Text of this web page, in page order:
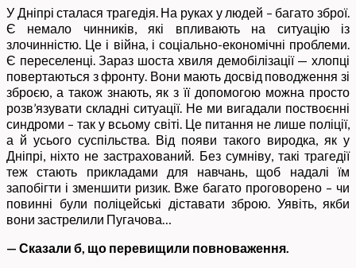
У Дніпрі сталася трагедія. На руках у людей – багато зброї.
Є немало чинників, які впливають на ситуацію із
злочинністю. Це і війна, і соціально-економічні проблеми.
Є переселенці. Зараз шоста хвиля демобілізації — хлопці
повертаються з фронту. Вони мають досвід поводження зі
зброєю, а також знають, як з її допомогою можна просто
розв’язувати складні ситуації. Не ми вигадали поствоєнні
синдроми – так у всьому світі. Це питання не лише поліції,
а й усього суспільства. Від появи такого виродка, як у
Дніпрі, ніхто не застрахований. Без сумніву, такі трагедії
теж стають прикладами для навчань, щоб надалі їм
запобігти і зменшити ризик. Вже багато проговорено – чи
повинні були поліцейські діставати зброю. Уявіть, якби
вони застрелили Пугачова…
— Сказали б, що перевищили повноваження.